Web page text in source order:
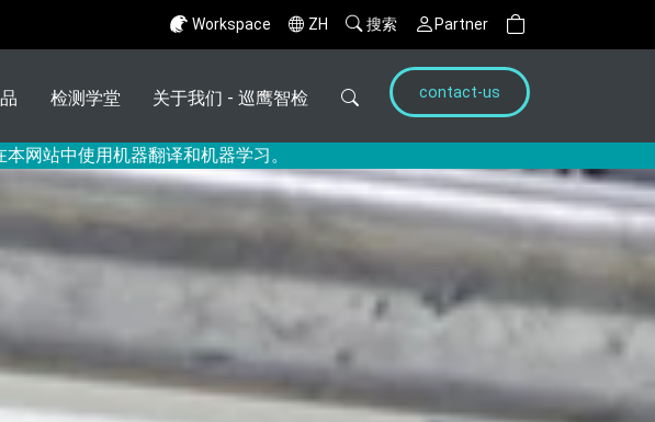
Workspace ZH 搜索 Partner
网站中使用机器翻译和机器学习。
检测学堂 关于我们 - 巡鹰智检 contact-us